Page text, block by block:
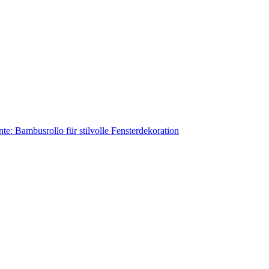
Bambusrollo für stilvolle Fensterdekoration